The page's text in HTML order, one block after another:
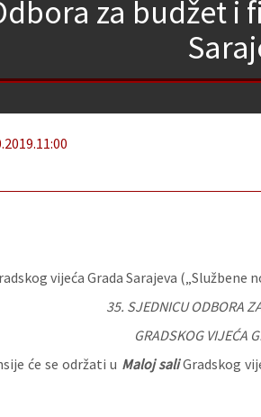
za budžet i
11:00
vijeća Grada Sarajeva
35. SJEDNICUODBORA
GRADSKOG VIJEĆA
će se održati u Maloj saliGradskog